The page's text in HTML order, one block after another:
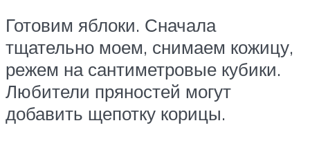
Готовим яблоки. Сначала
тщательно моем, снимаем кожицу,
режем на сантиметровые кубики.
Любители пряностей могут
добавить щепотку корицы.